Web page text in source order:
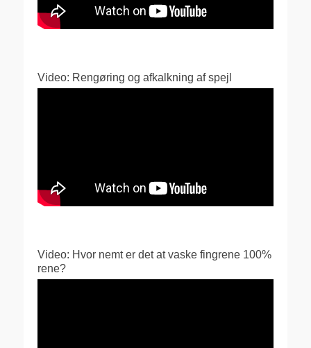
Video: Rengøring og afkalkning af spejl
Video: Hvor nemt er det at vaske fingrene 100%
rene?